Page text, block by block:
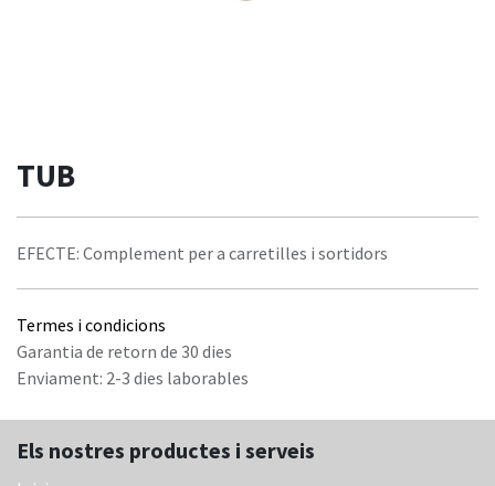
TUB
EFECTE: Complement per a carretilles i sortidors
Termes i condicions
Garantia de retorn de 30 dies
Enviament: 2-3 dies laborables
Els nostres productes i serveis